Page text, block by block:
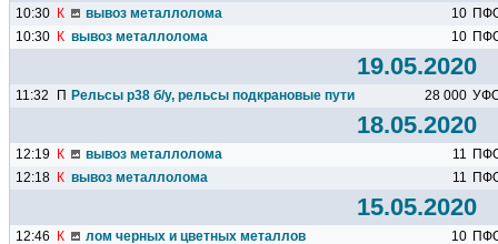
10:30 К вывоз металлолома 10
10:30 К вывоз металлолома 10
19.05.2020
11:32 П Рельсы р38 б/у, рельсы подкрановые пути 28 000
18.05.2020
12:19 К вывоз металлолома 11
12:18 К вывоз металлолома 11
15.05.2020
12:46 К лом черных и цветных металлов 10